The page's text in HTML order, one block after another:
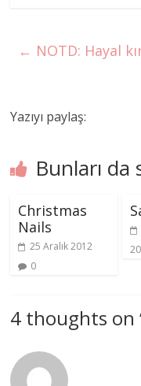
← NOTD: Hayal
Yazıyı paylaş:
Bunları da
Christmas
Nails
25 Aralık 2012
0
4 thoughts on